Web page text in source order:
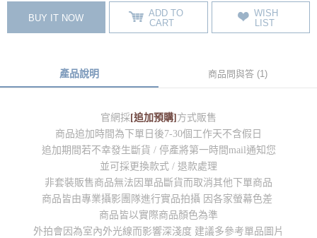
BUY IT NOW
ADD TO
CART
WISH
LIST
產品說明 商品問與答 (1)
官網採 [追加預購] 方式販售
商品追加時間為下單日後7-30個工作天不含假日
追加期間若不幸發生斷貨 / 停產將第一時間mail通知您
並可採更換款式 / 退款處理
非套裝販售商品無法因單品斷貨而取消其他下單商品
商品皆由專業攝影團隊進行實品拍攝 因各家螢幕色差
商品皆以實際商品顏色為準
外拍會因為室內外光線而影響深淺度 建議多參考單品圖片